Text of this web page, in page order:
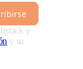
y
y su